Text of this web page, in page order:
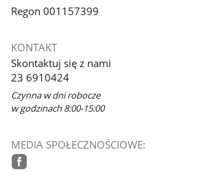
Regon 001157399
KONTAKT
Skontaktuj się z nami
23 6910424
Czynna w dni robocze
w godzinach 8:00-15:00
MEDIA SPOŁECZNOŚCIOWE: